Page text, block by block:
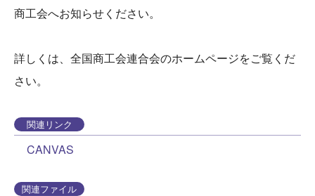
商工会へお知らせください。
詳しくは、全国商工会連合会のホームページをご覧くだ
さい。
関連リンク
CANVAS
関連ファイル